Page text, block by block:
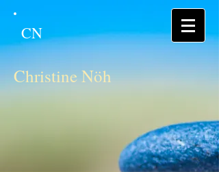
CN
Christine Nöh